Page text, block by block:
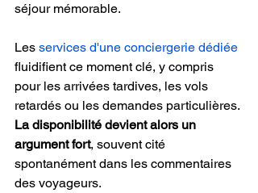
séjour mémorable.
Les services d'une conciergerie dédiée
fluidifient ce moment clé, y compris
pour les arrivées tardives, les vols
retardés ou les demandes particulières.
La disponibilité devient alors un
argument fort, souvent cité
spontanément dans les commentaires
des voyageurs.